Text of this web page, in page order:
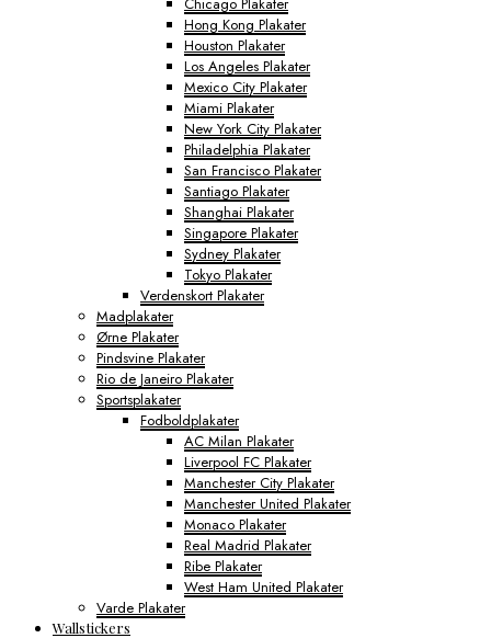
Hong Kong Plakater
Houston Plakater
Los Angeles Plakater
Mexico City Plakater
Miami Plakater
New York City Plakater
Philadelphia Plakater
San Francisco Plakater
Santiago Plakater
Shanghai Plakater
Singapore Plakater
Sydney Plakater
Tokyo Plakater
Verdenskort Plakater
Madplakater
Ørne Plakater
Pindsvine Plakater
Rio de Janeiro Plakater
Sportsplakater
Fodboldplakater
AC Milan Plakater
Liverpool FC Plakater
Manchester City Plakater
Manchester United Plakater
Monaco Plakater
Real Madrid Plakater
Ribe Plakater
West Ham United Plakater
Varde Plakater
Wallstickers